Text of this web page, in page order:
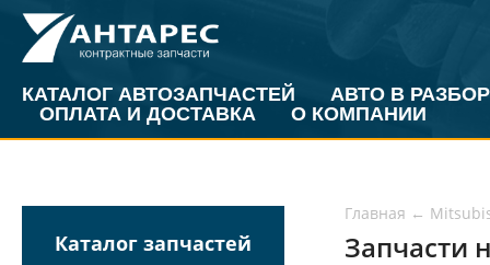
КАТАЛОГ АВТОЗАПЧАСТЕЙ
АВТО В РАЗБОР
ОПЛАТА И ДОСТАВКА
О КОМПАНИИ
Каталог запчастей
Главная ←
Запчасти